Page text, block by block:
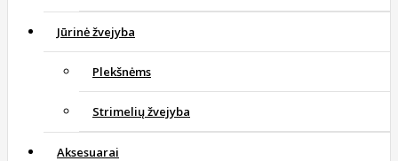
Jūrinė žvejyba
Plekšnėms
Strimelių žvejyba
Aksesuarai